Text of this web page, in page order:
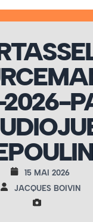
2026-
15 MAI 2026
JACQUES BOIVIN